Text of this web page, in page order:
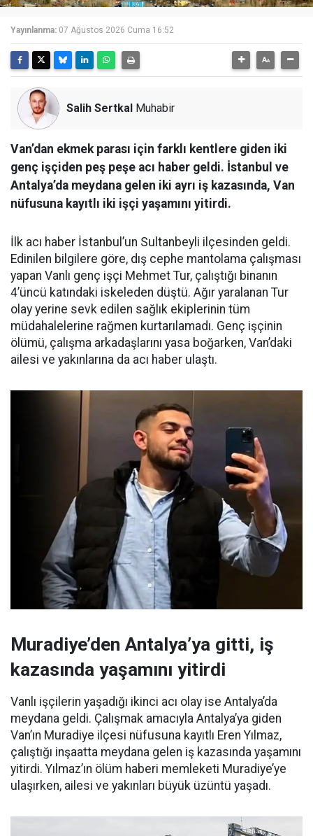
Yayınlanma: 07 Ağustos 2026 Cuma 16:52
Salih Sertkal Muhabir
Van’dan ekmek parası için farklı kentlere giden iki
genç işçiden peş peşe acı haber geldi. İstanbul ve
Antalya’da meydana gelen iki ayrı iş kazasında, Van
nüfusuna kayıtlı iki işçi yaşamını yitirdi.
İlk acı haber İstanbul’un Sultanbeyli ilçesinden geldi.
Edinilen bilgilere göre, dış cephe mantolama çalışması
yapan Vanlı genç işçi Mehmet Tur, çalıştığı binanın
4’üncü katındaki iskeleden düştü. Ağır yaralanan Tur
olay yerine sevk edilen sağlık ekiplerinin tüm
müdahalelerine rağmen kurtarılamadı. Genç işçinin
ölümü, çalışma arkadaşlarını yasa boğarken, Van’daki
ailesi ve yakınlarına da acı haber ulaştı.
Muradiye’den Antalya’ya gitti, iş
kazasında yaşamını yitirdi
Vanlı işçilerin yaşadığı ikinci acı olay ise Antalya’da
meydana geldi. Çalışmak amacıyla Antalya’ya giden
Van’ın Muradiye ilçesi nüfusuna kayıtlı Eren Yılmaz,
çalıştığı inşaatta meydana gelen iş kazasında yaşamını
yitirdi. Yılmaz’ın ölüm haberi memleketi Muradiye’ye
ulaşırken, ailesi ve yakınları büyük üzüntü yaşadı.